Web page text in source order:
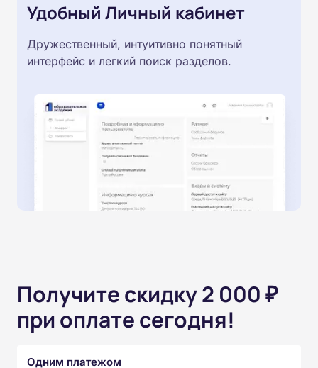
Удобный Личный кабинет
Дружественный, интуитивно понятный
интерфейс и легкий поиск разделов.
Получите скидку 2 000 ₽
при оплате сегодня!
Одним платежом